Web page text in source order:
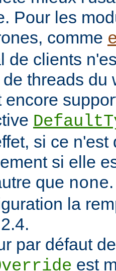
Pour les
comme
de clients
threads du
encore
si ce n'est
si elle
que none
la
par défaut
est